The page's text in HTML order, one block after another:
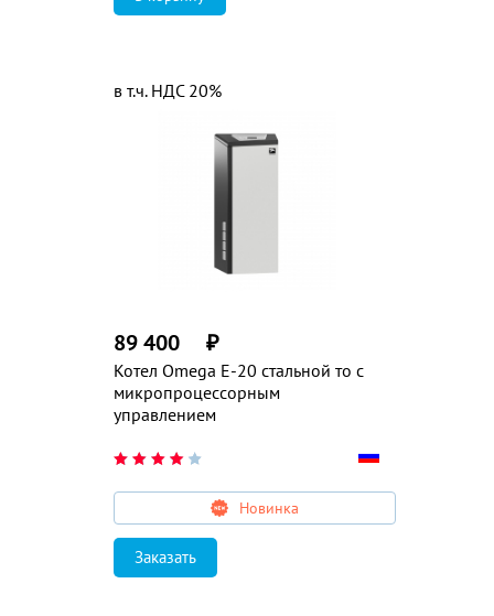
Котел Omega E-20 стальной то с
микропроцессорным
управлением
89 400 ₽
в т.ч. НДС 20%
Новинка
Заказать